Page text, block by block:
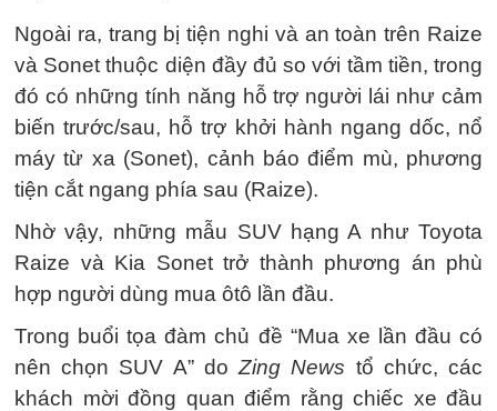
Ngoài ra, trang bị tiện nghi và an toàn trên Raize
và Sonet thuộc diện đầy đủ so với tầm tiền, trong
đó có những tính năng hỗ trợ người lái như cảm
biến trước/sau, hỗ trợ khởi hành ngang dốc, nổ
máy từ xa (Sonet), cảnh báo điểm mù, phương
tiện cắt ngang phía sau (Raize).
Nhờ vậy, những mẫu SUV hạng A như Toyota
Raize và Kia Sonet trở thành phương án phù
hợp người dùng mua ôtô lần đầu.
Trong buổi tọa đàm chủ đề “Mua xe lần đầu có
nên chọn SUV A” doZing News tổ chức, các
khách mời đồng quan điểm rằng chiếc xe đầu